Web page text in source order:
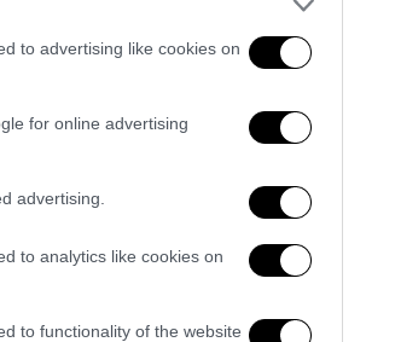
to advertising like cookies on
for online advertising
advertising.
to analytics like cookies on
to functionality of the website